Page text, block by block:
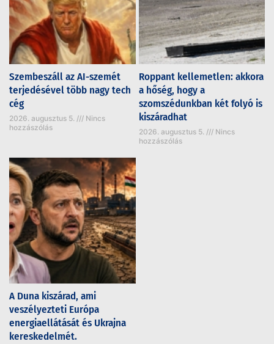
Szembeszáll az AI-szemét
terjedésével több nagy tech
cég
2026. augusztus 5.
Nincs
hozzászólás
Roppant kellemetlen: akkora
a hőség, hogy a
szomszédunkban két folyó is
kiszáradhat
2026. augusztus 5.
Nincs
hozzászólás
A Duna kiszárad, ami
veszélyezteti Európa
energiaellátását és Ukrajna
kereskedelmét.